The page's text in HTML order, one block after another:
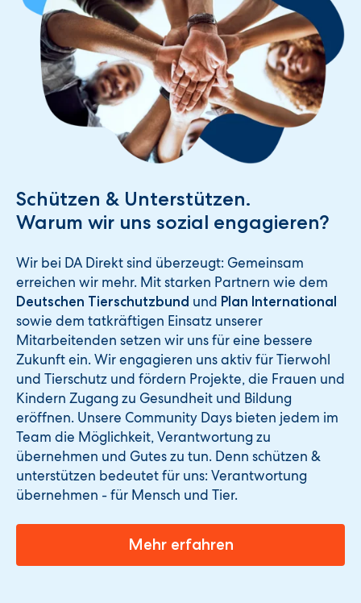
Schützen & Unterstützen.
Warum wir uns sozial engagieren?
Wir bei DA Direkt sind überzeugt: Gemeinsam
erreichen wir mehr. Mit starken Partnern wie dem
Deutschen Tierschutzbund und Plan International
sowie dem tatkräftigen Einsatz unserer
Mitarbeitenden setzen wir uns für eine bessere
Zukunft ein. Wir engagieren uns aktiv für Tierwohl
und Tierschutz und fördern Projekte, die Frauen und
Kindern Zugang zu Gesundheit und Bildung
eröffnen. Unsere Community Days bieten jedem im
Team die Möglichkeit, Verantwortung zu
übernehmen und Gutes zu tun. Denn schützen &
unterstützen bedeutet für uns: Verantwortung
übernehmen - für Mensch und Tier.
Mehr erfahren